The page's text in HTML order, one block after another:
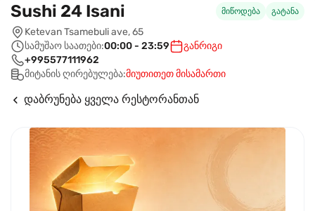
Sushi 24 Isani მიწოდება გატანა
Ketevan Tsamebuli ave, 65
სამუშაო საათები:00:00 - 23:59
განრიგი
+995577111962
მიტანის ღირებულება:მიუთითეთ მისამართი
დაბრუნება ყველა რესტორანთან